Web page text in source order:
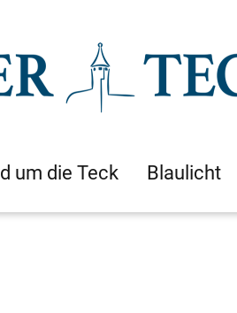
um die Teck Blaulicht